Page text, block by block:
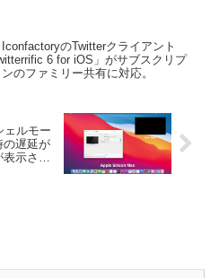
のTwitterクライアント
6 for iOS」がサブスクリプ
のファミリー共有に対応。
ェルモー
の遅延が
示され